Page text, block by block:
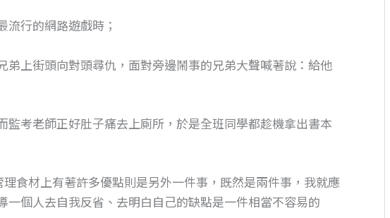
行的網路遊戲時；
弟上街頭向對頭尋仇，面對旁邊鬧事的兄弟大聲喊著說：給他
監考老師正好肚子痛去上廁所，於是全班同學都趁機拿出書本
食材上有著許多優點則是另外一件事，既然是兩件事，我就應
個人去自我反省、去明白自己的缺點是一件相當不容易的